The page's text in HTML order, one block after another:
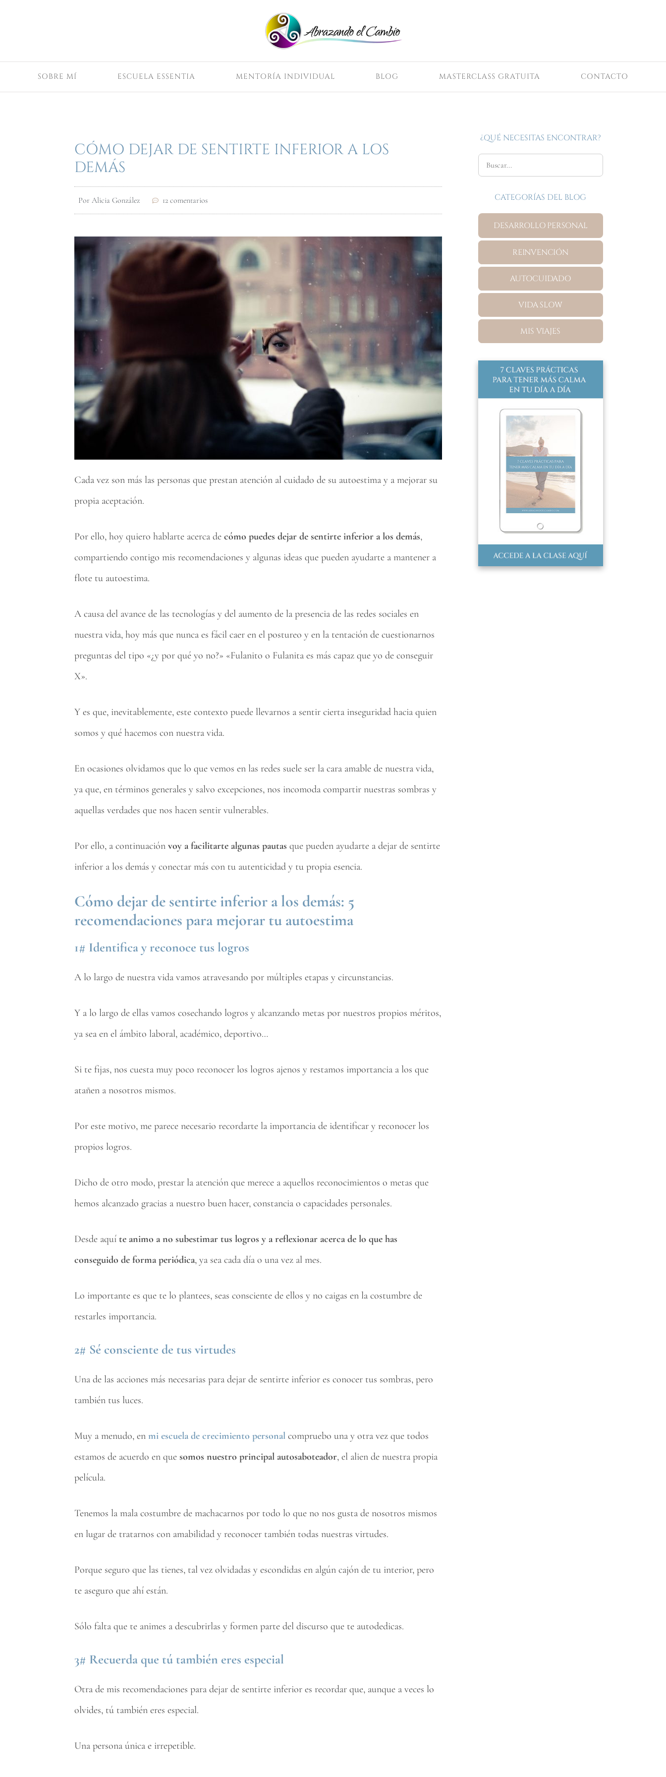
SOBRE MÍ ESCUELA ESSENTIA MENTORÍA INDIVIDUAL BLOG MASTERCLASS GRATUITA CONTACTO
CÓMO DEJAR DE SENTIRTE INFERIOR A LOS
DEMÁS
Por Alicia González 12 comentarios
Cada vez son más las personas que prestan atención al cuidado de su autoestima y a mejorar su
propia aceptación.
Por ello, hoy quiero hablarte acerca de cómo puedes dejar de sentirte inferior a los demás,
compartiendo contigo mis recomendaciones y algunas ideas que pueden ayudarte a mantener a
flote tu autoestima.
A causa del avance de las tecnologías y del aumento de la presencia de las redes sociales en
nuestra vida, hoy más que nunca es fácil caer en el postureo y en la tentación de cuestionarnos
preguntas del tipo «¿y por qué yo no?» «Fulanito o Fulanita es más capaz que yo de conseguir
X».
Y es que, inevitablemente, este contexto puede llevarnos a sentir cierta inseguridad hacia quien
somos y qué hacemos con nuestra vida.
En ocasiones olvidamos que lo que vemos en las redes suele ser la cara amable de nuestra vida,
ya que, en términos generales y salvo excepciones, nos incomoda compartir nuestras sombras y
aquellas verdades que nos hacen sentir vulnerables.
Por ello, a continuación voy a facilitarte algunas pautas que pueden ayudarte a dejar de sentirte
inferior a los demás y conectar más con tu autenticidad y tu propia esencia.
Cómo dejar de sentirte inferior a los demás: 5
recomendaciones para mejorar tu autoestima
1# Identifica y reconoce tus logros
A lo largo de nuestra vida vamos atravesando por múltiples etapas y circunstancias.
Y a lo largo de ellas vamos cosechando logros y alcanzando metas por nuestros propios méritos,
ya sea en el ámbito laboral, académico, deportivo…
Si te fijas, nos cuesta muy poco reconocer los logros ajenos y restamos importancia a los que
atañen a nosotros mismos.
Por este motivo, me parece necesario recordarte la importancia de identificar y reconocer los
propios logros.
Dicho de otro modo, prestar la atención que merece a aquellos reconocimientos o metas que
hemos alcanzado gracias a nuestro buen hacer, constancia o capacidades personales.
Desde aquí te animo a no subestimar tus logros y a reflexionar acerca de lo que has
conseguido de forma periódica, ya sea cada día o una vez al mes.
Lo importante es que te lo plantees, seas consciente de ellos y no caigas en la costumbre de
restarles importancia.
2# Sé consciente de tus virtudes
Una de las acciones más necesarias para dejar de sentirte inferior es conocer tus sombras, pero
también tus luces.
Muy a menudo, en mi escuela de crecimiento personal compruebo una y otra vez que todos
estamos de acuerdo en que somos nuestro principal autosaboteador, el alien de nuestra propia
película.
Tenemos la mala costumbre de machacarnos por todo lo que no nos gusta de nosotros mismos
en lugar de tratarnos con amabilidad y reconocer también todas nuestras virtudes.
Porque seguro que las tienes, tal vez olvidadas y escondidas en algún cajón de tu interior, pero
te aseguro que ahí están.
Sólo falta que te animes a descubrirlas y formen parte del discurso que te autodedicas.
3# Recuerda que tú también eres especial
Otra de mis recomendaciones para dejar de sentirte inferior es recordar que, aunque a veces lo
olvides, tú también eres especial.
Una persona única e irrepetible.
¿QUÉ NECESITAS ENCONTRAR?
CATEGORÍAS DEL BLOG
DESARROLLO PERSONAL
REINVENCIÓN
AUTOCUIDADO
VIDA SLOW
MIS VIAJES